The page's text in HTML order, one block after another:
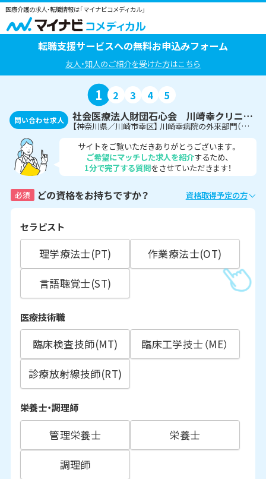
医療介護の求人・転職情報は「マイナビコメディカル」
転職支援サービスへの無料お申込みフォーム
友人・知人のご紹介を受けた方はこちら
1 2 3 4 5
問い合わせ求人 社会医療法人財団石心会 川崎幸クリニック
【神奈川県／川崎市幸区】 川崎幸病院の外来部門（クリニック）でのセラピスト募集！
サイトをご覧いただきありがとうございます。
ご希望にマッチした求人を紹介するため、
1分で完了する質問をさせていただきます！
必須 どの資格をお持ちですか？ 資格取得予定の方
セラピスト
理学療法士(PT)
作業療法士(OT)
言語聴覚士(ST)
医療技術職
臨床検査技師(MT)
臨床工学技士（ME）
診療放射線技師(RT)
栄養士・調理師
管理栄養士
栄養士
調理師